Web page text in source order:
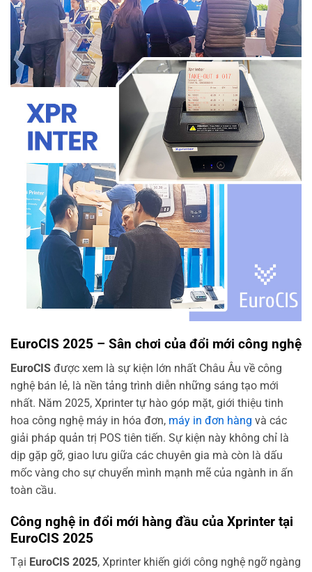
EuroCIS 2025 – Sân chơi của đổi mới công nghệ
EuroCIS được xem là sự kiện lớn nhất Châu Âu về công
nghệ bán lẻ, là nền tảng trình diễn những sáng tạo mới
nhất. Năm 2025, Xprinter tự hào góp mặt, giới thiệu tinh
hoa công nghệ máy in hóa đơn, máy in đơn hàng và các
giải pháp quản trị POS tiên tiến. Sự kiện này không chỉ là
dịp gặp gỡ, giao lưu giữa các chuyên gia mà còn là dấu
mốc vàng cho sự chuyển mình mạnh mẽ của ngành in ấn
toàn cầu.
Công nghệ in đổi mới hàng đầu của Xprinter tại
EuroCIS 2025
Tại EuroCIS 2025, Xprinter khiến giới công nghệ ngỡ ngàng